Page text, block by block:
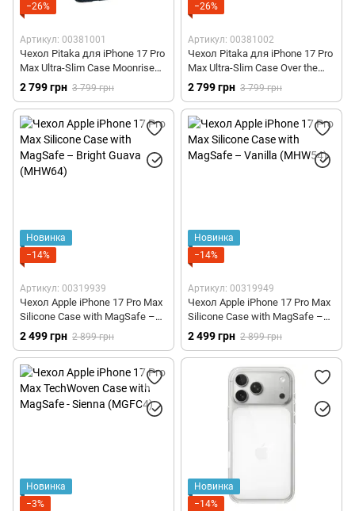
−26%
Артикул: 00381001
Чехол Pitaka для iPhone 17 Pro
Max Ultra-Slim Case Moonrise
(KI1703MPM)
2 799 грн 3 799 грн
−26%
Артикул: 00381002
Чехол Pitaka для iPhone 17 Pro
Max Ultra-Slim Case Over the
Horizon (KI1704OP)
2 799 грн 3 799 грн
Новинка
−14%
Артикул: 00319939
Чехол Apple iPhone 17 Pro Max
Silicone Case with MagSafe –
Bright Guava (MHW64)
2 499 грн 2 899 грн
Новинка
−14%
Артикул: 00319949
Чехол Apple iPhone 17 Pro Max
Silicone Case with MagSafe –
Vanilla (MHW54)
2 499 грн 2 899 грн
Новинка
−3%
Новинка
−14%